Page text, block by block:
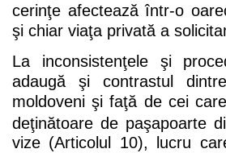
cerinţe afectează într-o
şi chiar viaţa privată a
La inconsistenţele şi
adaugă şi contrastul
moldoveni şi faţă de cei
deţinătoare de paşapoarte
vize (Articolul 10), lucru